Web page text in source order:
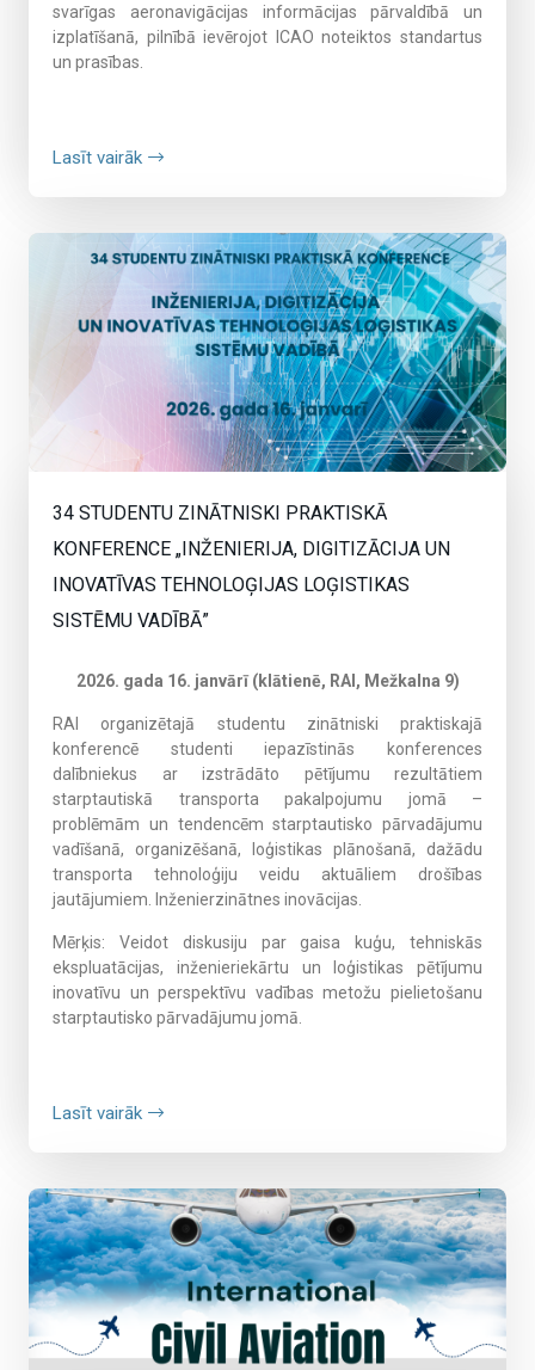
svarīgas aeronavigācijas informācijas pārvaldībā un
izplatīšanā, pilnībā ievērojot ICAO noteiktos standartus
un prasības.
Lasīt vairāk
34 STUDENTU ZINĀTNISKI PRAKTISKĀ
KONFERENCE „INŽENIERIJA, DIGITIZĀCIJA UN
INOVATĪVAS TEHNOLOĢIJAS LOĢISTIKAS
SISTĒMU VADĪBĀ”
2026. gada 16. janvārī (klātienē, RAI, Mežkalna 9)
RAI organizētajā studentu zinātniski praktiskajā
konferencē studenti iepazīstinās konferences
dalībniekus ar izstrādāto pētījumu rezultātiem
starptautiskā transporta pakalpojumu jomā –
problēmām un tendencēm starptautisko pārvadājumu
vadīšanā, organizēšanā, loģistikas plānošanā, dažādu
transporta tehnoloģiju veidu aktuāliem drošības
jautājumiem. Inženierzinātnes inovācijas.
Mērķis: Veidot diskusiju par gaisa kuģu, tehniskās
ekspluatācijas, inženieriekārtu un loģistikas pētījumu
inovatīvu un perspektīvu vadības metožu pielietošanu
starptautisko pārvadājumu jomā.
Lasīt vairāk